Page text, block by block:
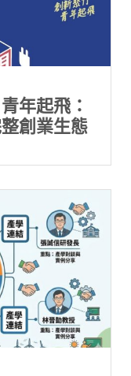
年起飛：
創業生態